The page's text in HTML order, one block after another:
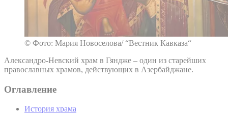
© Фото: Мария Новоселова/ “Вестник Кавказа“
Александро-Невский храм в Гяндже – один из старейших
православных храмов, действующих в Азербайджане.
Оглавление
История храма